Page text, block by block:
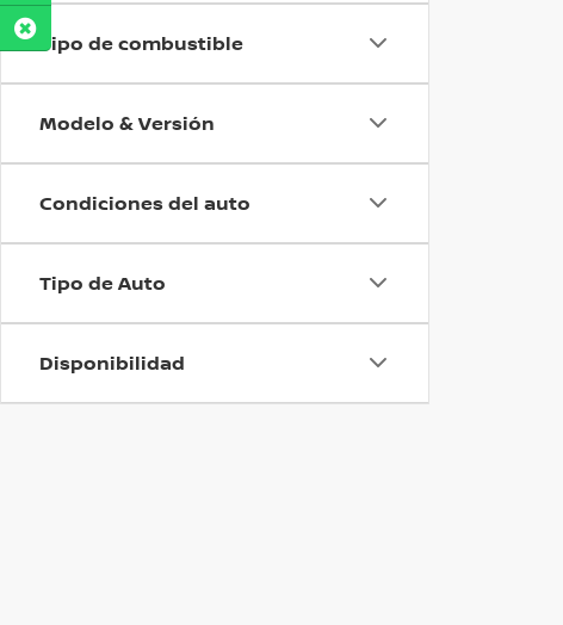
Tipo de combustible
Modelo & Versión
Condiciones del auto
Tipo de Auto
Disponibilidad